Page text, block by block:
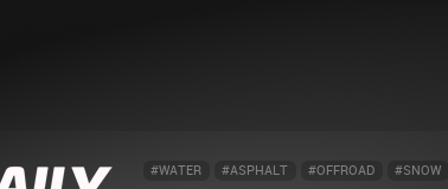
#WATER #ASPHALT #OFFROAD #SNOW